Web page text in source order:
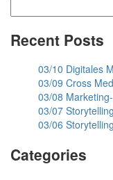
Recent Posts
03/10 Digitales
03/09 Cross
03/08
03/07
03/06 Storytelling
Categories